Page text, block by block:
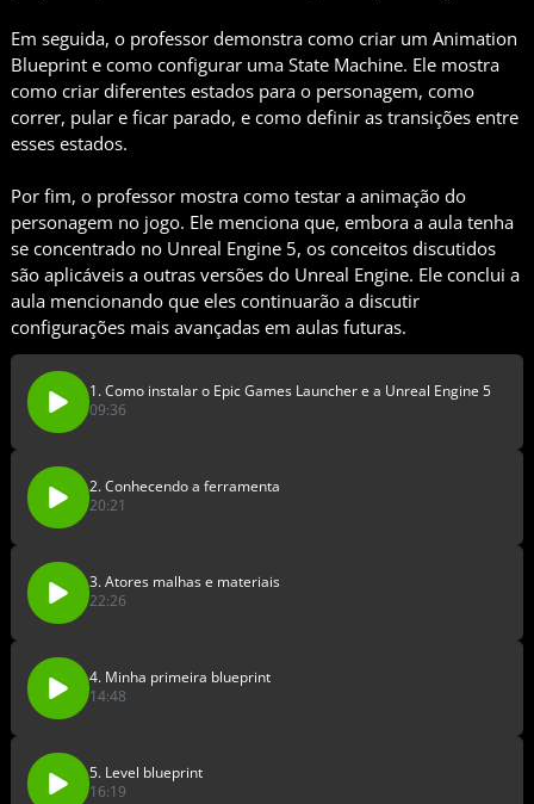
Em seguida, o professor demonstra como criar um Animation
Blueprint e como configurar uma State Machine. Ele mostra
como criar diferentes estados para o personagem, como
correr, pular e ficar parado, e como definir as transições entre
esses estados.
Por fim, o professor mostra como testar a animação do
personagem no jogo. Ele menciona que, embora a aula tenha
se concentrado no Unreal Engine 5, os conceitos discutidos
são aplicáveis a outras versões do Unreal Engine. Ele conclui a
aula mencionando que eles continuarão a discutir
configurações mais avançadas em aulas futuras.
1. Como instalar o Epic Games Launcher e a Unreal Engine 5
09:36
2. Conhecendo a ferramenta
20:21
3. Atores malhas e materiais
22:26
4. Minha primeira blueprint
14:48
5. Level blueprint
16:19